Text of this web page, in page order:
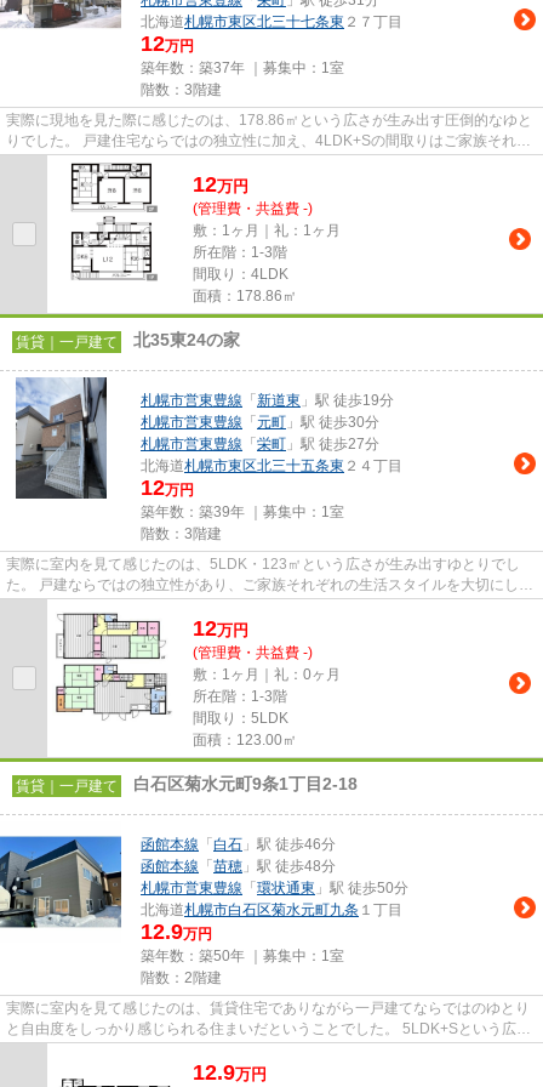
北海道札幌市東区北三十七条東 ２７丁目
12万円
築年数：築37年 ｜募集中： 1室
階数：3階建
実際に現地を見た際に感じたのは、178.86㎡という広さが生み出す圧倒的なゆと
りでした。 戸建住宅ならではの独立性に加え、4LDK+Sの間取りはご家族それぞ
れの生活スタイルに合わせた...
12万円
(管理費・共益費 -)
敷：1ヶ月｜礼：1ヶ月
所在階：1-3階
間取り：4LDK
面積：178.86㎡
賃貸｜一戸建て 北35東24の家
札幌市営東豊線 「 新道東 」駅 徒歩19分
札幌市営東豊線 「 元町 」駅 徒歩30分
札幌市営東豊線 「 栄町 」駅 徒歩27分
北海道札幌市東区北三十五条東 ２４丁目
12万円
築年数：築39年 ｜募集中： 1室
階数：3階建
実際に室内を見て感じたのは、5LDK・123㎡という広さが生み出すゆとりでし
た。 戸建ならではの独立性があり、ご家族それぞれの生活スタイルを大切にしな
12万円
(管理費・共益費 -)
敷：1ヶ月｜礼：0ヶ月
所在階：1-3階
間取り：5LDK
面積：123.00㎡
賃貸｜一戸建て 白石区菊水元町9条1丁目2-18
函館本線 「 白石 」駅 徒歩46分
函館本線 「 苗穂 」駅 徒歩48分
札幌市営東豊線 「 環状通東 」駅 徒歩50分
北海道札幌市白石区菊水元町九条 １丁目
12.9万円
築年数：築50年 ｜募集中： 1室
階数：2階建
実際に室内を見て感じたのは、賃貸住宅でありながら一戸建てならではのゆとり
と自由度をしっかり感じられる住まいだということでした。 5LDK+Sという広さ
12.9万円